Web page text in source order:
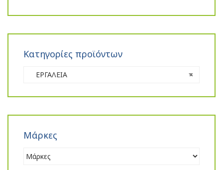
Κατηγορίες προϊόντων
×
ΕΡΓΑΛΕΙΑ
Μάρκες